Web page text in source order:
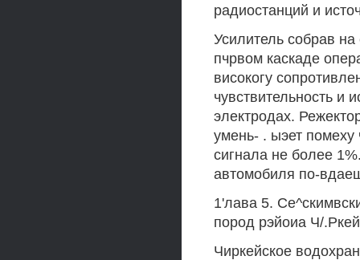
радиостанций и
Усилитель собрав
пчрвом каскаде
високогу
чувствительность и
электродах.
умень- . ыэет помеху
сигнала не более
автомобиля по-
1'лава 5.
пород рэйоиа Ч/
Чиркейское